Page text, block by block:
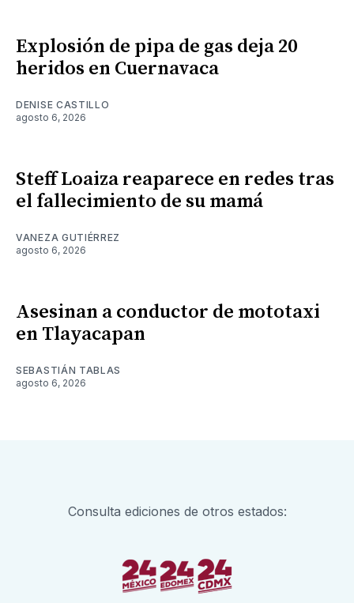
Explosión de pipa de gas deja 20
heridos en Cuernavaca
DENISE CASTILLO
agosto 6, 2026
Steff Loaiza reaparece en redes tras
el fallecimiento de su mamá
VANEZA GUTIÉRREZ
agosto 6, 2026
Asesinan a conductor de mototaxi
en Tlayacapan
SEBASTIÁN TABLAS
agosto 6, 2026
Consulta ediciones de otros estados: